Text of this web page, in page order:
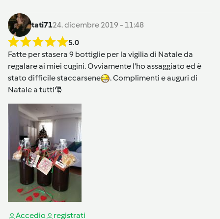
tati7124. dicembre 2019 - 11:48
5.0
Fatte per stasera 9 bottiglie per la vigilia di Natale da
regalare ai miei cugini. Ovviamente l'ho assaggiato ed è
stato difficile staccarsene
. Complimenti e auguri di
Natale a tutti🎅
Accedio registrati